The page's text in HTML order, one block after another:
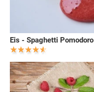
Eis - Spaghetti Pomodoro